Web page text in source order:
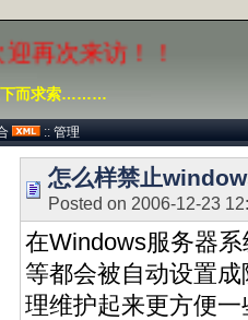
次来访！！
下而求索………
:: 管理
怎么样禁止
Posted on 2006-12-23
在Windows服务器
等都会被自动设置
理维护起来更方便